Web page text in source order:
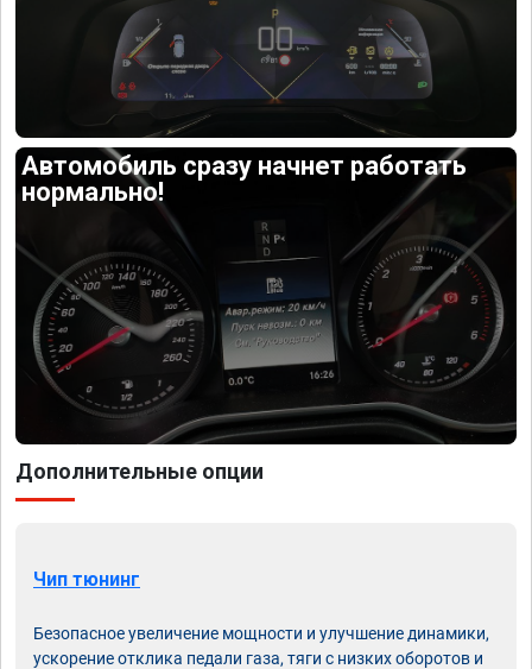
Автомобиль сразу начнет работать
нормально!
Дополнительные опции
Чип тюнинг
Безопасное увеличение мощности и улучшение динамики,
ускорение отклика педали газа, тяги с низких оборотов и